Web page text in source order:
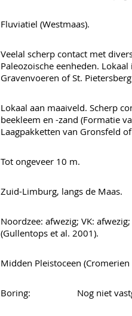
Fluviatiel (Westmaas).
Veelal scherp contact met
Paleozoische eenheden.
Gravenvoeren of St.
Lokaal aan maaiveld. Scherp
beekleem en -zand (Formatie
Laagpakketten van Gronsfeld
Tot ongeveer 10 m.
Zuid-Limburg, langs de Maas.
Noordzee: afwezig; VK:
(Gullentops et al. 2001).
Midden Pleistoceen
Boring: Nog niet